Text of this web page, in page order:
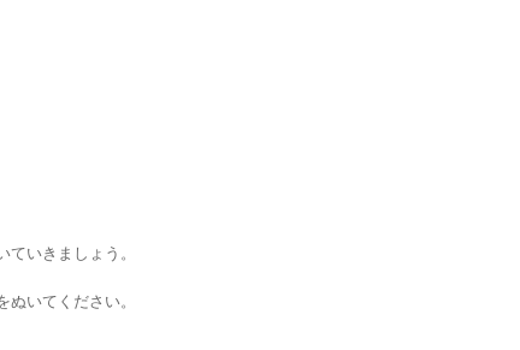
いきましょう。
いてください。